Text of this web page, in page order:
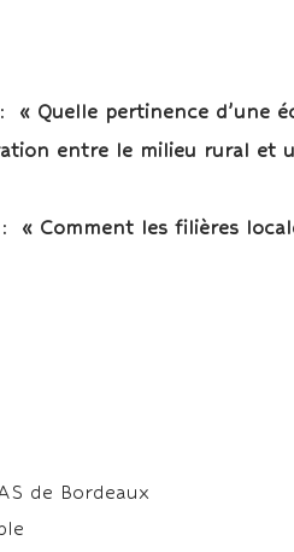
« Quelle pertinence d’une
entre le milieu rural et
: « Comment les filières
de Bordeaux